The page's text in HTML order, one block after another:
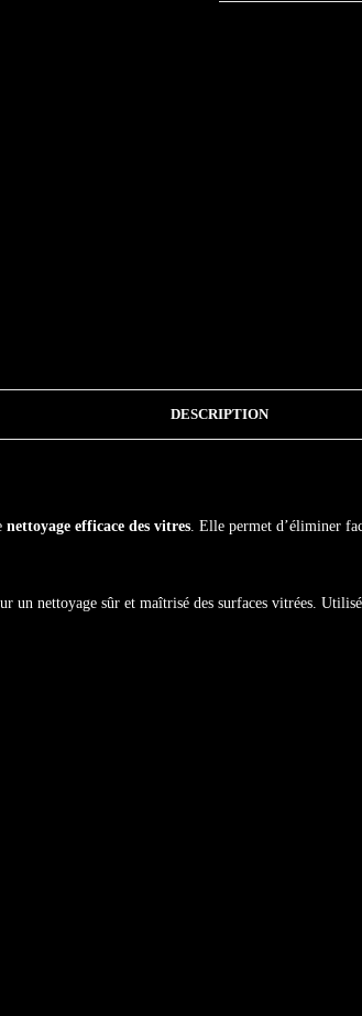
DESCRIPTION
nettoyage efficace des vitres. Elle permet d’éliminer
un nettoyage sûr et maîtrisé des surfaces vitrées.